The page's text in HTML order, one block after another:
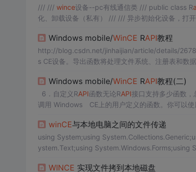
/// /// wince 设备--pc有线通信类 /// public class R
化、卸载设备（私有） /// /// 异步初
Windows mobile/WinCE RAPI教程
s CE设备。导出函数将处理文件系统、注册表和数
Windows mobile/WinCE RAPI教程(二)
6．自定义RAPI函数无论RAPI接口支持多少函数，
调用 Windows CE上的用户定义的函数。你可以使
winCE与本地电脑之间的文件传递
using System;using
ystem.Text;using System.Windows.Forms;using
WINCE 实现文件拷到本地磁盘